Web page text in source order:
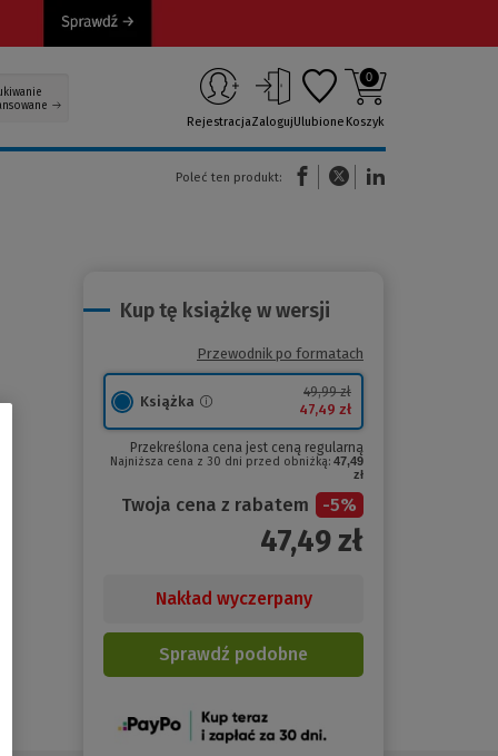
RejestracjaZalogujUlubione
0
Koszyk
Poleć ten produkt:
(Nowe okno)(Link do innej strony)
Kup tę książkę w wersji
Przewodnik po formatach
Książka
49,99 zł
47,49 zł
Przekreślona cena jest ceną regularną
Najniższa cena z 30 dni przed obniżką: 47,49
zł
Twoja cena z rabatem -5%
47,49zł
Nakład wyczerpany
Sprawdź podobne
(Nowe